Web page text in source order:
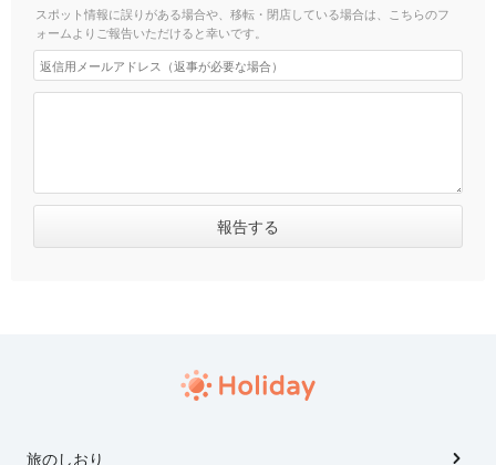
スポット情報に誤りがある場合や、移転・閉店している場合は、こちらのフ
ォームよりご報告いただけると幸いです。
旅のしおり